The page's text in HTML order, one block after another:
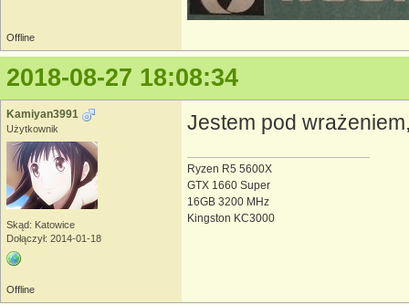
Offline
2018-08-27 18:08:34
Kamiyan3991
Użytkownik
Skąd: Katowice
Dołączył: 2014-01-18
Jestem pod
Ryzen R5 5600X
GTX 1660 Super
16GB 3200 MHz
Kingston KC3000
Offline